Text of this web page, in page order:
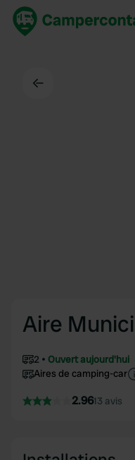
Aire
2
Ouvert aujourd'hui
Aires de camping-car
2.9613 avis